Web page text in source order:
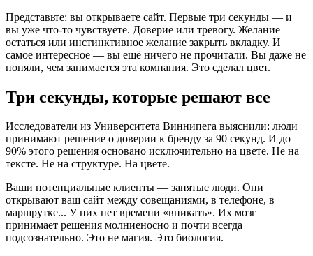
Представьте: вы открываете сайт. Первые три секунды — и
вы уже что-то чувствуете. Доверие или тревогу. Желание
остаться или инстинктивное желание закрыть вкладку. И
самое интересное — вы ещё ничего не прочитали. Вы даже не
поняли, чем занимается эта компания. Это сделал цвет.
Три секунды, которые решают все
Исследователи из Университета Виннипега выяснили: люди
принимают решение о доверии к бренду за 90 секунд. И до
90% этого решения основано исключительно на цвете. Не на
тексте. Не на структуре. На цвете.
Ваши потенциальные клиенты — занятые люди. Они
открывают ваш сайт между совещаниями, в телефоне, в
маршрутке... У них нет времени «вникать». Их мозг
принимает решения молниеносно и почти всегда
подсознательно. Это не магия. Это биология.